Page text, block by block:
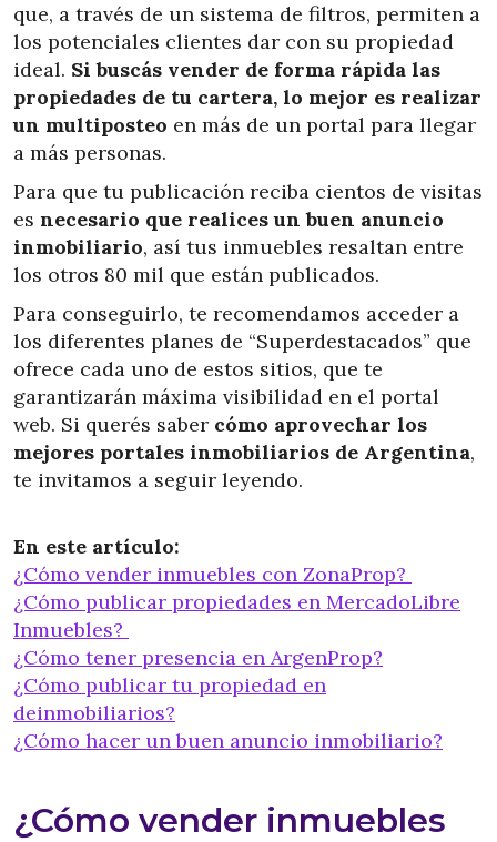
que, a través de un sistema de filtros, permiten a
los potenciales clientes dar con su propiedad
ideal. Si buscás vender de forma rápida las
propiedades de tu cartera, lo mejor es realizar
un multiposteo en más de un portal para llegar
a más personas.
Para que tu publicación reciba cientos de visitas
es necesario que realices un buen anuncio
inmobiliario, así tus inmuebles resaltan entre
los otros 80 mil que están publicados.
Para conseguirlo, te recomendamos acceder a
los diferentes planes de “Superdestacados” que
ofrece cada uno de estos sitios, que te
garantizarán máxima visibilidad en el portal
web. Si querés saber cómo aprovechar los
mejores portales inmobiliarios de Argentina,
te invitamos a seguir leyendo.
En este artículo:
¿Cómo vender inmuebles con ZonaProp?
¿Cómo publicar propiedades en MercadoLibre
Inmuebles?
¿Cómo tener presencia en ArgenProp?
¿Cómo publicar tu propiedad en
deinmobiliarios?
¿Cómo hacer un buen anuncio inmobiliario?
¿Cómo vender inmuebles